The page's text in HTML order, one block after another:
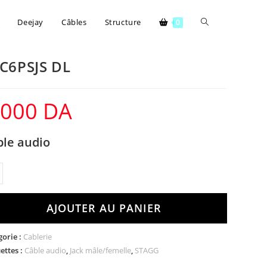
Deejay Câbles Structure 0
DL
DA
audio
AJOUTER AU PANIER
: Cablerie
: Câble audio, Jack mâle/femelle, STAGG